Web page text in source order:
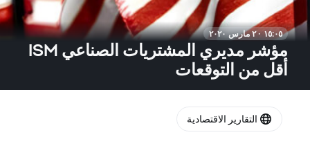
١٥:٠٥ · ٢ مارس ٢٠٢٠
مؤشر مديري المشتريات الصناعي ISM
أقل من التوقعات
التقارير الاقتصادية